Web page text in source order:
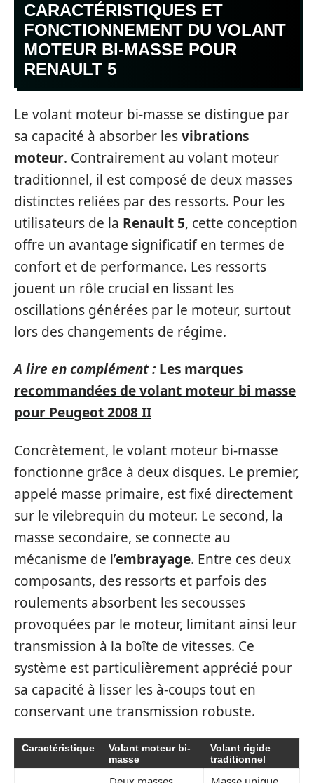
CARACTÉRISTIQUES ET
FONCTIONNEMENT DU VOLANT
MOTEUR BI-MASSE POUR
RENAULT 5
Le volant moteur bi-masse se distingue par
sa capacité à absorber lesvibrations
moteur. Contrairement au volant moteur
traditionnel, il est composé de deux masses
distinctes reliées par des ressorts. Pour les
utilisateurs de la Renault 5, cette conception
offre un avantage significatif en termes de
confort et de performance. Les ressorts
jouent un rôle crucial en lissant les
oscillations générées par le moteur, surtout
lors des changements de régime.
A lire en complément : Les marques
recommandées de volant moteur bi masse
pour Peugeot 2008 II
Concrètement, le volant moteur bi-masse
fonctionne grâce à deux disques. Le premier,
appelé masse primaire, est fixé directement
sur le vilebrequin du moteur. Le second, la
masse secondaire, se connecte au
mécanisme de l’embrayage. Entre ces deux
composants, des ressorts et parfois des
roulements absorbent les secousses
provoquées par le moteur, limitant ainsi leur
transmission à la boîte de vitesses. Ce
système est particulièrement apprécié pour
sa capacité à lisser les à-coups tout en
conservant une transmission robuste.
Caractéristique
Volant moteur bi-
masse
Volant rigide
traditionnel